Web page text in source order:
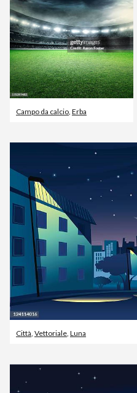
Campo da calcio Erba
Città, Vettoriale, Luna